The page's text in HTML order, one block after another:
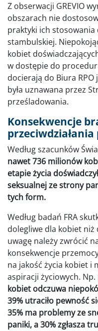
Z obserwacji GREVIO
obszarach nie
praktyki ich
stambulskiej.
kobiet
w dostępie do
docierają do Biura
była uznawana przez
prześladowania.
Konsekwencje
Według szacunków
nawet 736 milionów
etapie życia
seksualnej ze strony
tych form.
Według badań FRA
dolegliwe dla kobiet niż
uwagę należy zwrócić
konsekwencje
na jakość życia kobiet i
aspiracji życiowych. Np.
kobiet odczuwa
39% utraciło pewność
35% ma problemy ze
paniki, a 30% zgłasza